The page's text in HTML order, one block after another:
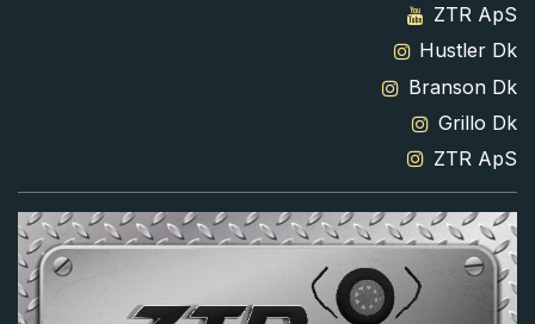
ZTR ApS
Hustler Dk
Branson Dk
Grillo Dk
ZTR ApS